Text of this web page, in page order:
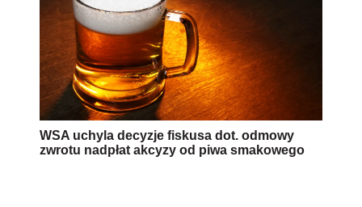
WSA uchyla decyzje fiskusa dot. odmowy
zwrotu nadpłat akcyzy od piwa smakowego